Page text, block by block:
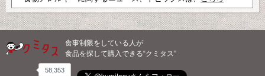
食事制限をしている人が
食品を探して購入できる“クミタス”
58,353